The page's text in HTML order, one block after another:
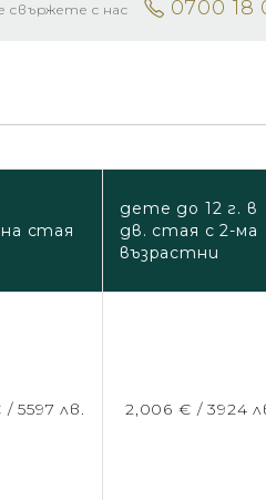
свържете с нас 0700 18
стая
дете до 12 г. в
дв. стая с 2-ма
възрастни
/5597 лв. 2,006 € /3924